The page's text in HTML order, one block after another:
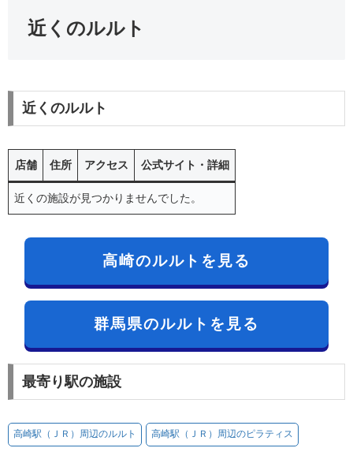
近くのルルト
近くのルルト
店舗 住所 アクセス 公式サイト・詳細
近くの施設が見つかりませんでした。
高崎のルルトを見る
群馬県のルルトを見る
最寄り駅の施設
高崎駅（ＪＲ）周辺のルルト 高崎駅（ＪＲ）周辺のピラティス